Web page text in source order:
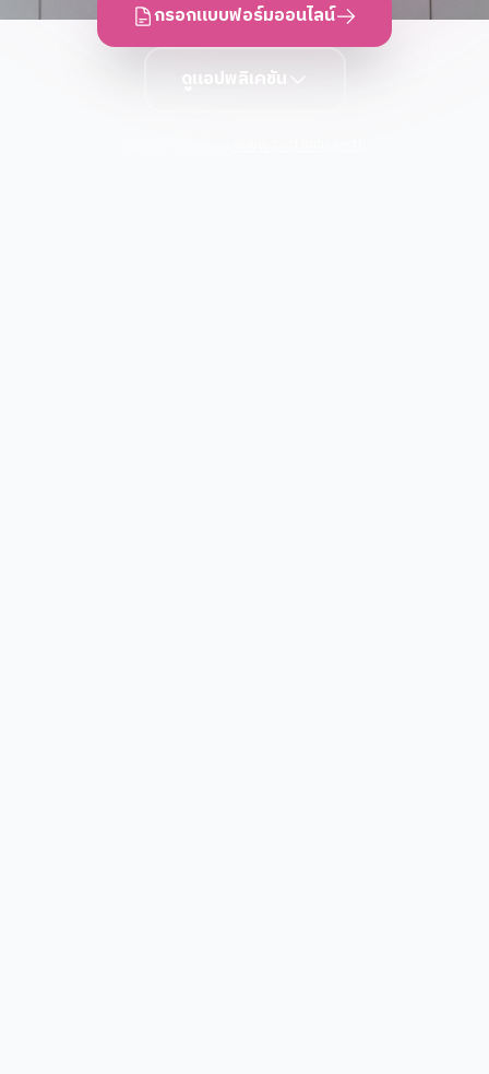
กรอกแบบฟอร์มออนไลน์
ดูแอปพลิเคชัน